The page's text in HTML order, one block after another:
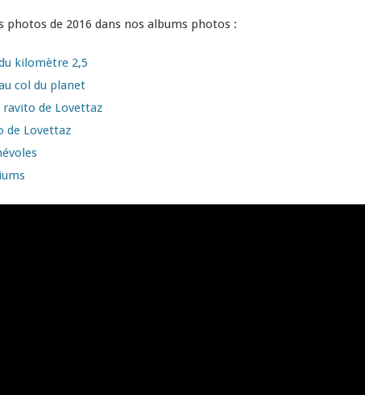
photos de 2016 dans nos albums photos :
kilomètre 2,5
col du planet
ravito de Lovettaz
de Lovettaz